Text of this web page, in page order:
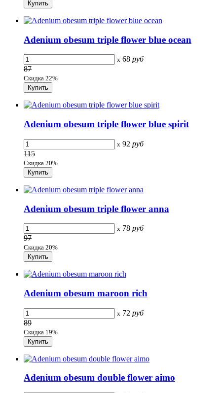
Adenium obesum triple flower blue ocean
x 68 руб
87
Скидка 22%
Adenium obesum triple flower blue spirit
x 92 руб
115
Скидка 20%
Adenium obesum triple flower anna
x 78 руб
97
Скидка 20%
Adenium obesum maroon rich
x 72 руб
89
Скидка 19%
Adenium obesum double flower aimo